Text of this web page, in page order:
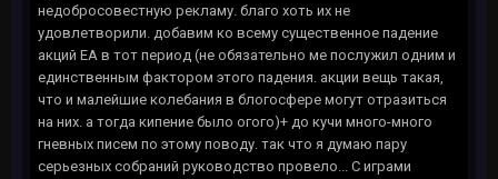
недобросовестную рекламу. благо хоть их не
удовлетворили. добавим ко всему существенное падение
акций EA в тот период (не обязательно ме послужил одним и
единственным фактором этого падения. акции вещь такая,
что и малейшие колебания в блогосфере могут отразиться
на них. а тогда кипение было огого)+ до кучи много-много
гневных писем по этому поводу. так что я думаю пару
серьезных собраний руководство провело... С играми